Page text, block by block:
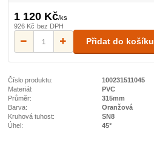
1 120 Kč/ks
926 Kč bez DPH
Přidat do košíku
Číslo produktu:
100231511045
Materiál:
PVC
Průměr:
315mm
Barva:
Oranžová
Kruhová tuhost:
SN8
Úhel:
45°